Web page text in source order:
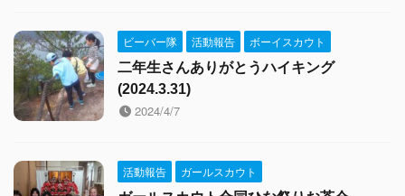
ビーバー隊 活動報告
ボーイスカウト
二年生さんありがとうハイキング
(2024.3.31)
2024/4/7
活動報告
ガールスカウト